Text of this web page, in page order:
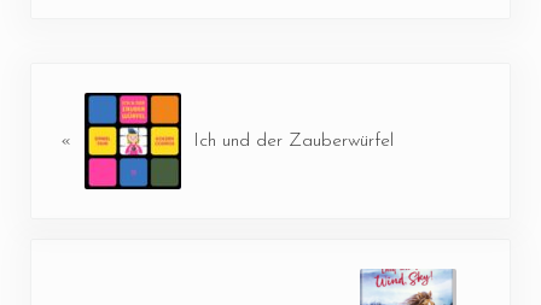
« Ich und der Zauberwürfel